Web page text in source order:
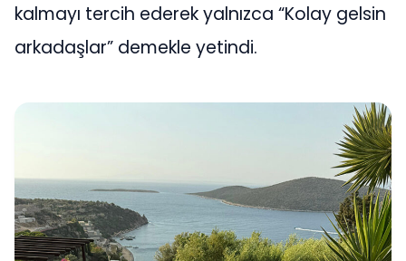
kalmayı tercih ederek yalnızca “Kolay gelsin
arkadaşlar” demekle yetindi.